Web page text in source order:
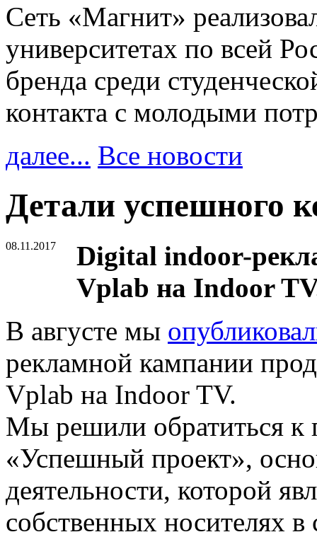
Сеть «Магнит»
университетах по всей
бренда среди
контакта с молодыми
далее... Все новости
Детали успешного
08.11.2017
Digital indoor-
Vplab на Indoor
В августе мы
рекламной кампании
Vplab на Indoor TV.
Мы решили обратиться к
«Успешный проект»,
деятельности, которой
собственных носителях